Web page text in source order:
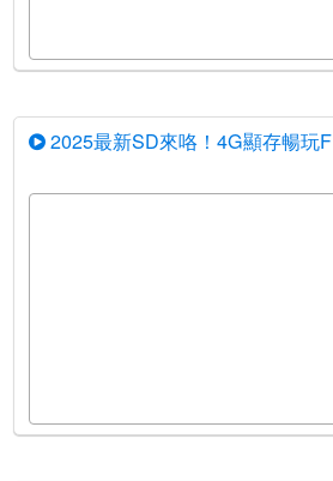
2025最新SD來咯！4G顯存暢玩F